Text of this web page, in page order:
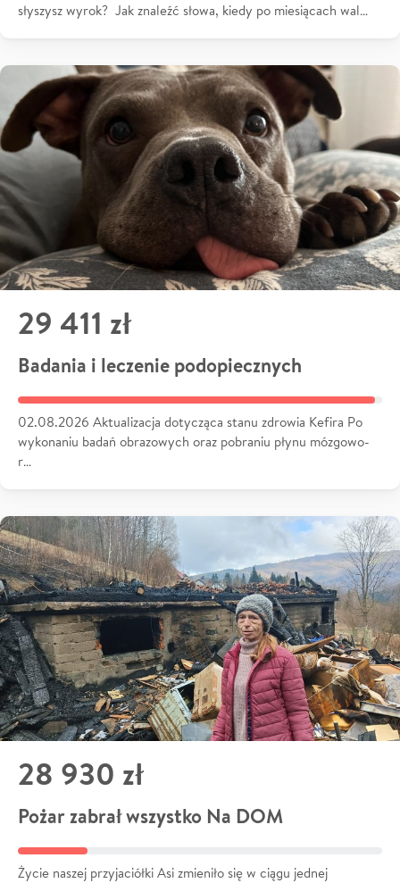
słyszysz wyrok? Jak znaleźć słowa, kiedy po miesiącach wal…
29 411 zł
Badania i leczenie podopiecznych
02.08.2026 Aktualizacja dotycząca stanu zdrowia Kefira Po
wykonaniu badań obrazowych oraz pobraniu płynu mózgowo-
r…
28 930 zł
Pożar zabrał wszystko Na DOM
Życie naszej przyjaciółki Asi zmieniło się w ciągu jednej